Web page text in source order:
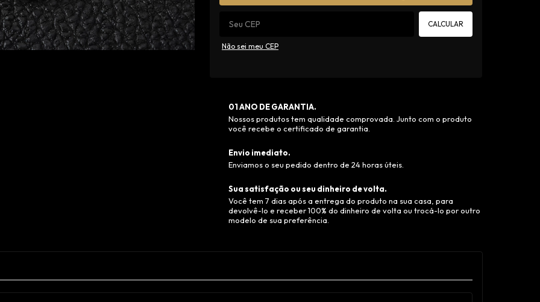
CALCULAR
Não sei meu CEP
01 ANO DE GARANTIA.
Nossos produtos tem qualidade comprovada. Junto com o produto
você recebe o certificado de garantia.
Envio imediato.
Enviamos o seu pedido dentro de 24 horas úteis.
Sua satisfação ou seu dinheiro de volta.
Você tem 7 dias após a entrega do produto na sua casa, para
devolvê-lo e receber 100% do dinheiro de volta ou trocá-lo por outro
modelo de sua preferência.